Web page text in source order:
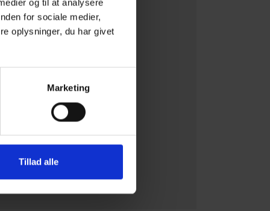
og til at analysere
for sociale medier,
oplysninger, du har givet
Marketing
Tillad alle